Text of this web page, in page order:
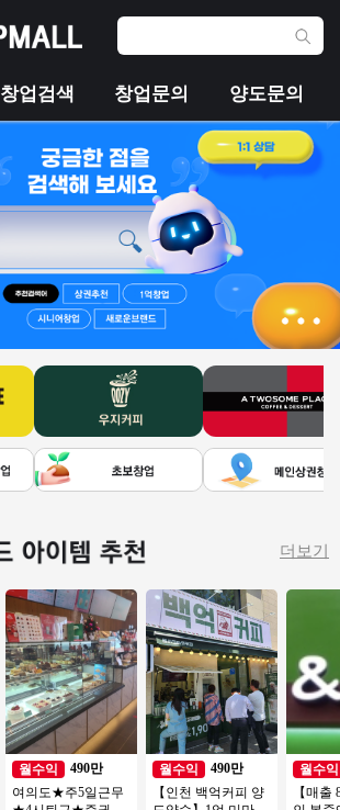
창업검색 창업문의 양도문의
더보기
월수익
490만
여의도★주5일근무
월수익
490만
【인천 백억커피 양
월수익
【매출